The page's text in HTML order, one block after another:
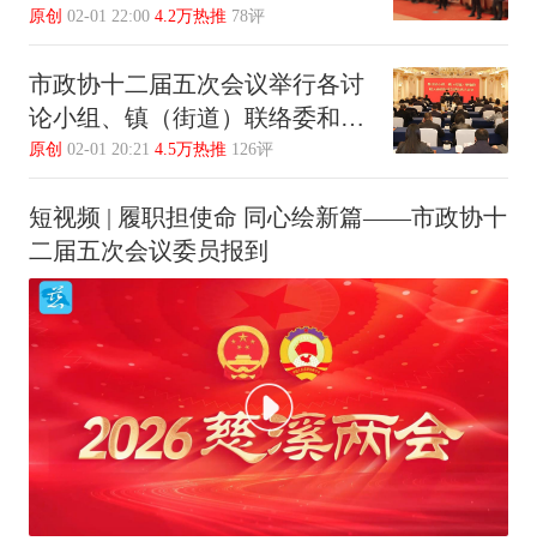
原创 02-01 22:00 4.2万热推 78评
市政协十二届五次会议举行各讨
论小组、镇（街道）联络委和大
会临时党支部负责人会议
原创 02-01 20:21 4.5万热推 126评
短视频 | 履职担使命 同心绘新篇——市政协十
二届五次会议委员报到